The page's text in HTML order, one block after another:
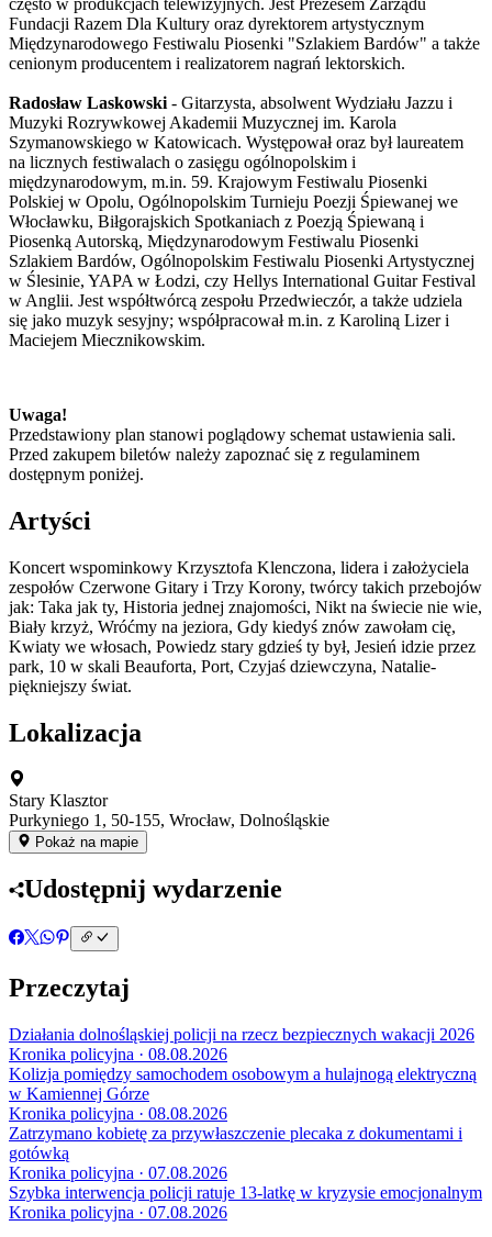
często w produkcjach telewizyjnych. Jest Prezesem Zarządu
Fundacji Razem Dla Kultury oraz dyrektorem artystycznym
Międzynarodowego Festiwalu Piosenki "Szlakiem Bardów" a także
cenionym producentem i realizatorem nagrań lektorskich.
Radosław Laskowski - Gitarzysta, absolwent Wydziału Jazzu i
Muzyki Rozrywkowej Akademii Muzycznej im. Karola
Szymanowskiego w Katowicach. Występował oraz był laureatem
na licznych festiwalach o zasięgu ogólnopolskim i
międzynarodowym, m.in. 59. Krajowym Festiwalu Piosenki
Polskiej w Opolu, Ogólnopolskim Turnieju Poezji Śpiewanej we
Włocławku, Biłgorajskich Spotkaniach z Poezją Śpiewaną i
Piosenką Autorską, Międzynarodowym Festiwalu Piosenki
Szlakiem Bardów, Ogólnopolskim Festiwalu Piosenki Artystycznej
w Ślesinie, YAPA w Łodzi, czy Hellys International Guitar Festival
w Anglii. Jest współtwórcą zespołu Przedwieczór, a także udziela
się jako muzyk sesyjny; współpracował m.in. z Karoliną Lizer i
Maciejem Miecznikowskim.
Uwaga!
Przedstawiony plan stanowi poglądowy schemat ustawienia sali.
Przed zakupem biletów należy zapoznać się z regulaminem
dostępnym poniżej.
Artyści
Koncert wspominkowy Krzysztofa Klenczona, lidera i założyciela
zespołów Czerwone Gitary i Trzy Korony, twórcy takich przebojów
jak: Taka jak ty, Historia jednej znajomości, Nikt na świecie nie wie,
Biały krzyż, Wróćmy na jeziora, Gdy kiedyś znów zawołam cię,
Kwiaty we włosach, Powiedz stary gdzieś ty był, Jesień idzie przez
park, 10 w skali Beauforta, Port, Czyjaś dziewczyna, Natalie-
piękniejszy świat.
Lokalizacja
Stary Klasztor
Purkyniego 1, 50-155, Wrocław, Dolnośląskie
Pokaż na mapie
Udostępnij wydarzenie
Przeczytaj
Działania dolnośląskiej policji na rzecz bezpiecznych wakacji 2026
Kronika policyjna · 08.08.2026
Kolizja pomiędzy samochodem osobowym a hulajnogą elektryczną
w Kamiennej Górze
Kronika policyjna · 08.08.2026
Zatrzymano kobietę za przywłaszczenie plecaka z dokumentami i
gotówką
Kronika policyjna · 07.08.2026
Szybka interwencja policji ratuje 13-latkę w kryzysie emocjonalnym
Kronika policyjna · 07.08.2026